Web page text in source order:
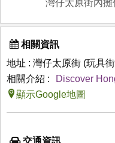
灣仔太原街內攤
相關資訊
地址 : 灣仔太原街 (玩具
相關介紹 :
Discover
顯示Google地圖
交通資訊